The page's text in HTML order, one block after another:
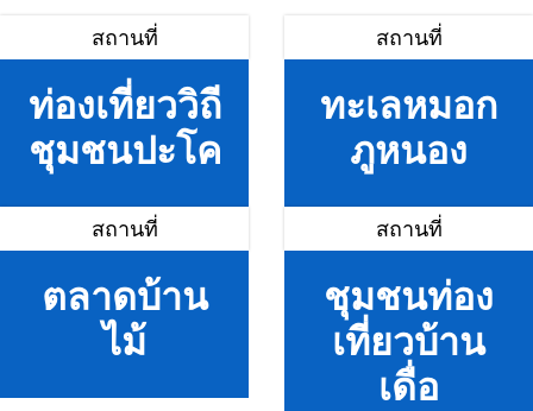
สถานที่
ท่องเที่ยววิถี
ชุมชนปะโค
สถานที่
ทะเลหมอก
ภูหนอง
สถานที่
ตลาดบ้าน
ไม้
สถานที่
ชุมชนท่อง
เที่ยวบ้าน
เดื่อ